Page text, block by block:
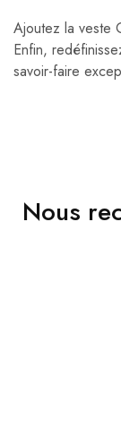
Ajoutez la veste
Enfin,
savoir-faire
Nous